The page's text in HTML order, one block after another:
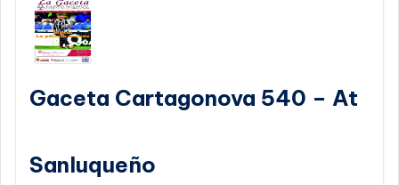
Gaceta Cartagonova 540 – At
Sanluqueño